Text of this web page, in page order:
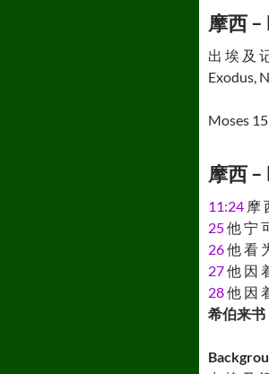
摩西 –
出 埃 及
Exodus,
Moses
摩西 –
11:24 摩
25他 宁
26他 看
27他 因
28他 因
希伯来